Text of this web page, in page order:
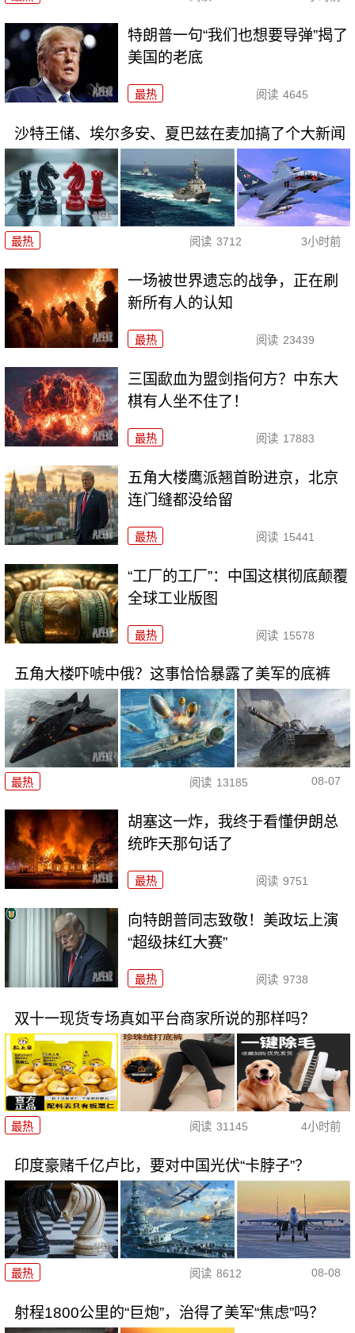
特朗普一句“我们也想要导弹”揭了
美国的老底
最热 阅读 4645
沙特王储、埃尔多安、夏巴兹在麦加搞了个大新闻
最热 阅读 3712 3小时前
一场被世界遗忘的战争，正在刷
新所有人的认知
最热 阅读 23439
三国歃血为盟剑指何方？中东大
棋有人坐不住了！
最热 阅读 17883
五角大楼鹰派翘首盼进京，北京
连门缝都没给留
最热 阅读 15441
“工厂的工厂”：中国这棋彻底颠覆
全球工业版图
最热 阅读 15578
五角大楼吓唬中俄？这事恰恰暴露了美军的底裤
最热 阅读 13185 08-07
胡塞这一炸，我终于看懂伊朗总
统昨天那句话了
最热 阅读 9751
向特朗普同志致敬！美政坛上演
“超级抹红大赛”
最热 阅读 9738
双十一现货专场真如平台商家所说的那样吗？
最热 阅读 31145 4小时前
印度豪赌千亿卢比，要对中国光伏“卡脖子”？
最热 阅读 8612 08-08
射程1800公里的“巨炮”，治得了美军“焦虑”吗？